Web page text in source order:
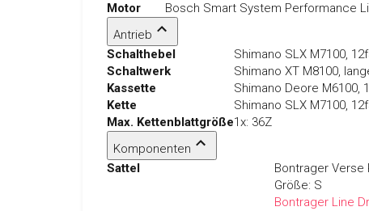
Motor
Bosch Smart System Performance
Antrieb
Schalthebel
Shimano SLX M7100,
Schaltwerk
Shimano XT M8100,
Kassette
Shimano Deore M6100,
Kette
Shimano SLX M7100,
Max. Kettenblattgröße1x: 36Z
Komponenten
Sattel
Bontrager Verse
Größe: S
Bontrager Line